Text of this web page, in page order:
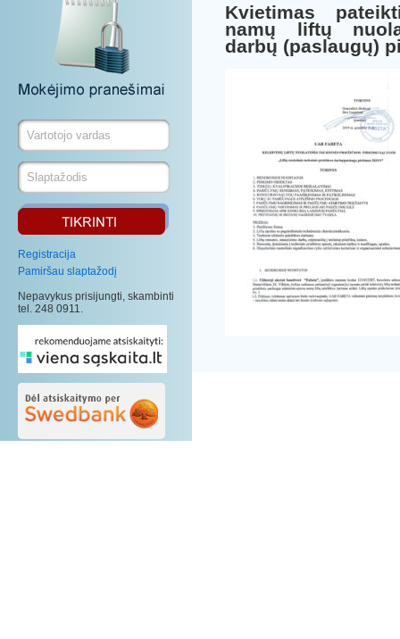
Registracija
Pamiršau slaptažodį
Nepavykus prisijungti, skambinti
tel. 248 0911.
Kvietimas
namų liftų
darbų (paslaugų)